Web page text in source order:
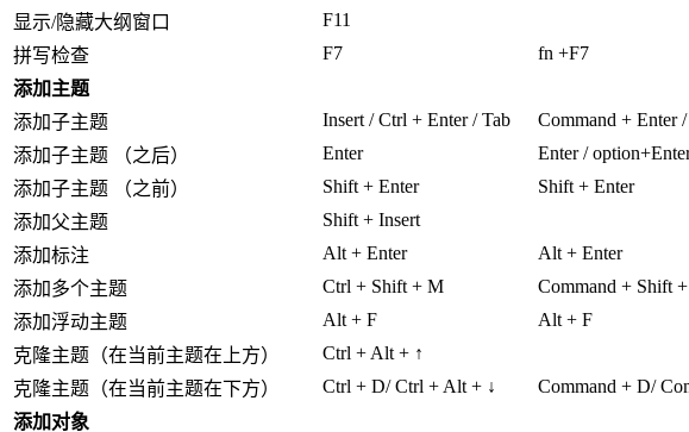
显示/隐藏大纲窗口
F11
拼写检查
F7
fn +F7
添加主题
添加子主题
Insert / Ctrl + Enter / Tab
Command + Enter
添加子主题 （之后）
Enter
Enter /
添加子主题 （之前）
Shift + Enter
Shift + Enter
添加父主题
Shift + Insert
添加标注
Alt + Enter
Alt + Enter
添加多个主题
Ctrl + Shift + M
Command + Shift
添加浮动主题
Alt + F
Alt + F
克隆主题（在当前主题在上方）
Ctrl + Alt + ↑
克隆主题（在当前主题在下方）
Ctrl + D/ Ctrl + Alt + ↓
Command + D/
添加对象